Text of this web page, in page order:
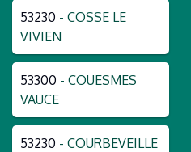
53230 - COSSE LE
VIVIEN
53300 - COUESMES
VAUCE
53230 - COURBEVEILLE